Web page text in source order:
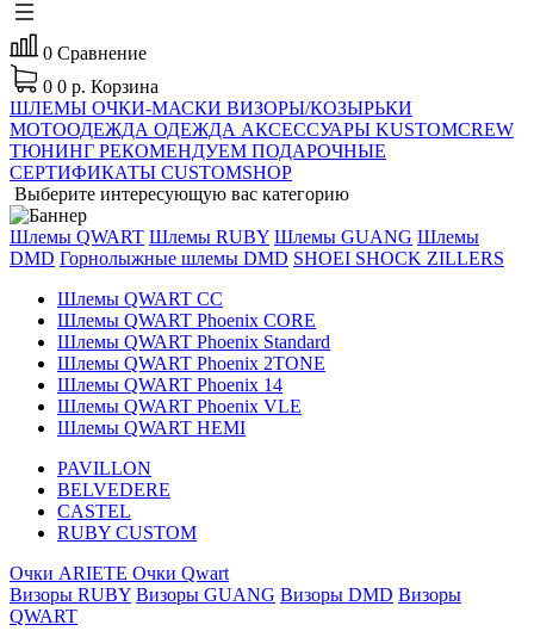
0 Сравнение
0 0 р. Корзина
ШЛЕМЫ ОЧКИ-МАСКИ ВИЗОРЫ/КОЗЫРЬКИ
МОТООДЕЖДА ОДЕЖДА АКСЕССУАРЫ KUSTOMCREW
ТЮНИНГ РЕКОМЕНДУЕМ ПОДАРОЧНЫЕ
СЕРТИФИКАТЫ CUSTOMSHOP
Выберите интересующую вас категорию
Шлемы QWART Шлемы RUBY Шлемы GUANG Шлемы
DMD Горнолыжные шлемы DMD SHOEI SHOCK ZILLERS
Шлемы QWART CC
Шлемы QWART Phoenix CORE
Шлемы QWART Phoenix Standard
Шлемы QWART Phoenix 2TONE
Шлемы QWART Phoenix 14
Шлемы QWART Phoenix VLE
Шлемы QWART HEMI
PAVILLON
BELVEDERE
CASTEL
RUBY CUSTOM
Очки ARIETE Очки Qwart
Визоры RUBY Визоры GUANG Визоры DMD Визоры
QWART